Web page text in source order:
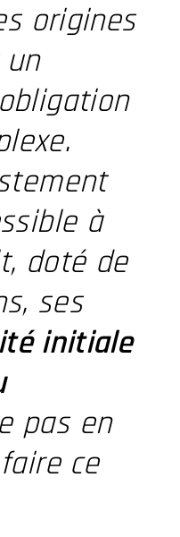
origines
à
doté de
ses
initiale
pas en
ce